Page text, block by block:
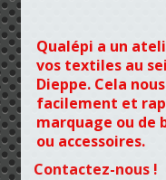
Qualépi a un
vos textiles au
Dieppe. Cela
facilement et
marquage ou de
ou accessoires.
Contactez-nous !